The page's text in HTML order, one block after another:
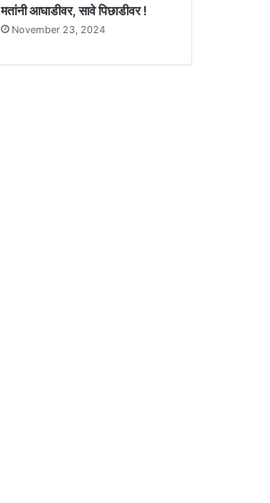
मतांनी आघाडीवर, सावे पिछाडीवर !
November 23, 2024